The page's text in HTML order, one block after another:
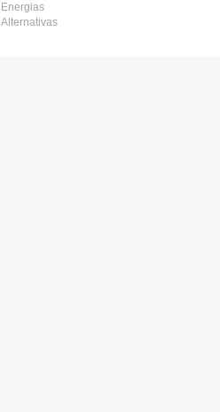
Energias
Alternativas